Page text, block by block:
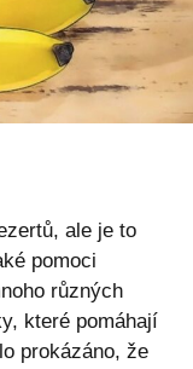
ale je to
pomoci
různých
které pomáhají
prokázáno, že